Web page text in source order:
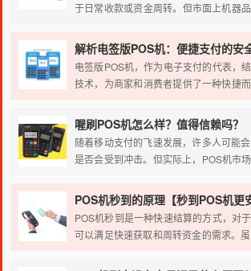
于日常收款或资金周转。但市面上机器
解个人办理POS机的核心要点，帮你选
定的POS机。
解析电签版POS机：便捷支付的安
电签版POS机，作为电子支付的代表，
技术，为商家和消费者提供了一种快捷
一现代支付工具的神秘面纱。
喔刷POS机怎么样？值得信赖吗？
随着移动支付的飞速发展，许多人可能
是否会受到冲击。但实际上，POS机市
们来看看喔刷POS机的特点和前景。
POS机秒到的原理【秒到POS机更
POS机秒到是一种快速结算的方式，对
可以满足快速获取和周转资金的需求。
到结算方式，但市面上的第三方支付公司